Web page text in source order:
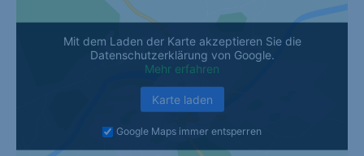
Mit dem Laden der Karte akzeptieren Sie die
Datenschutzerklärung von Google.
Mehr erfahren
Karte laden
Google Maps immer entsperren